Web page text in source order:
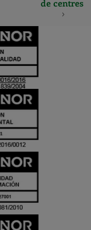
de centres